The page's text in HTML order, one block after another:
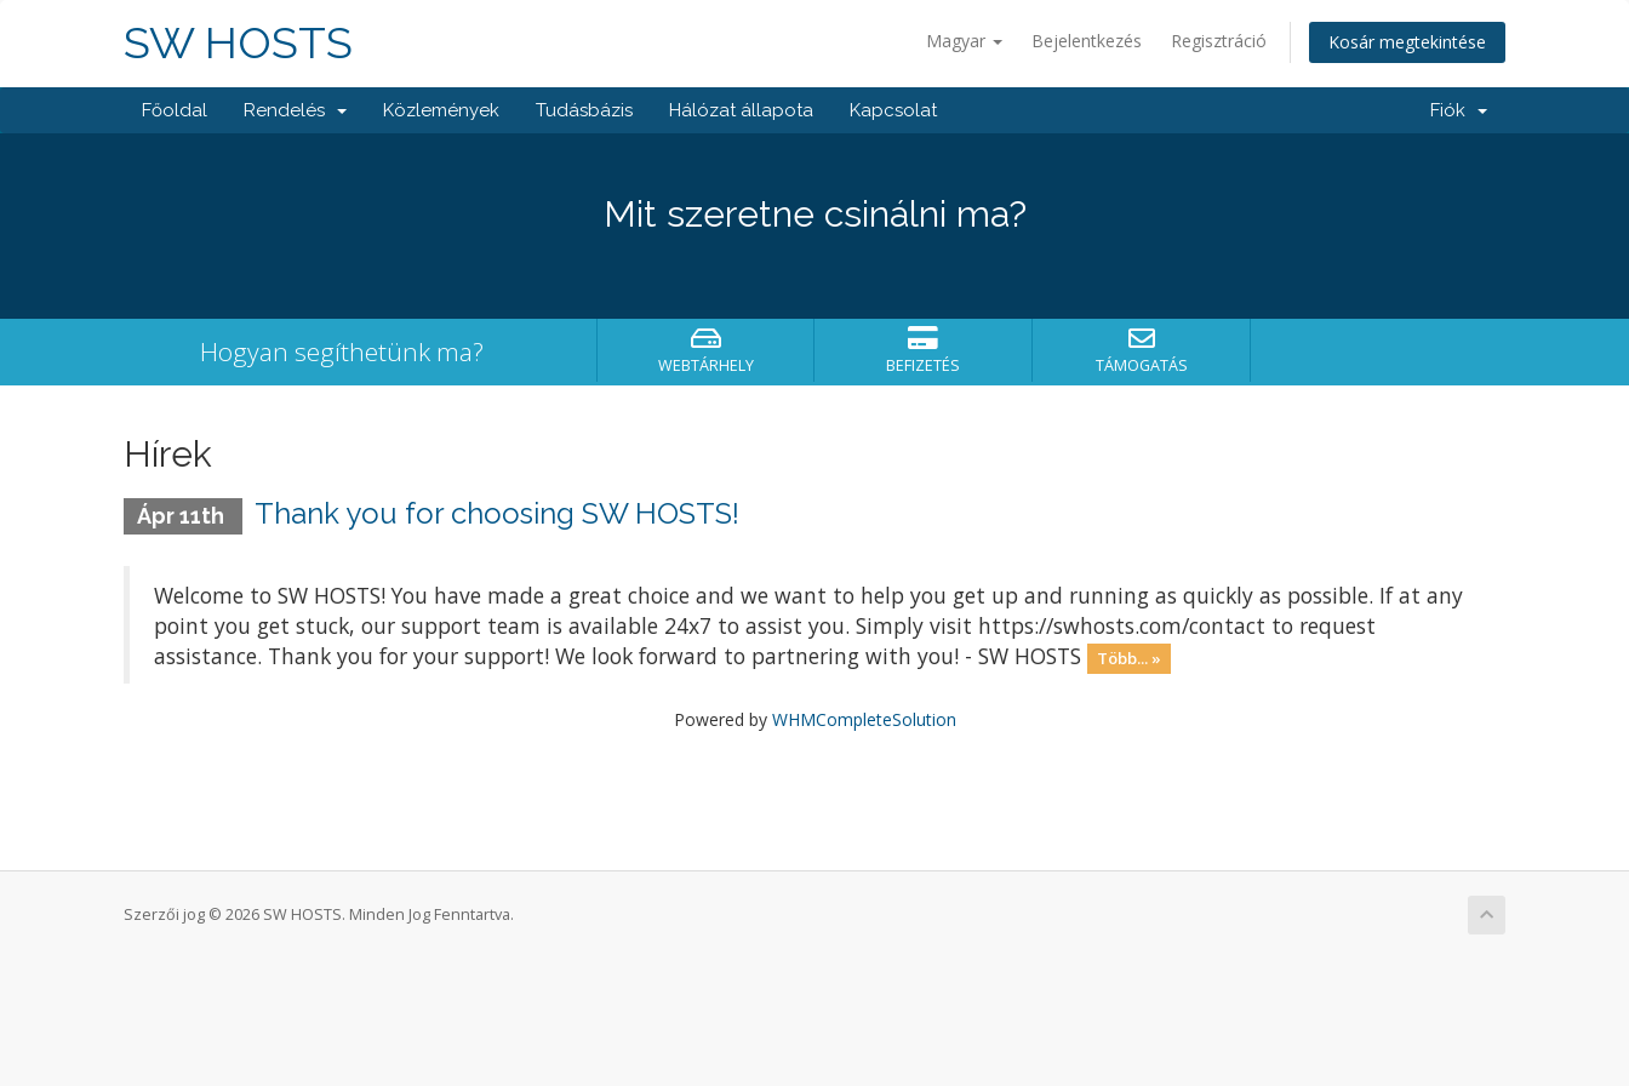
Magyar Bejelentkezés Regisztráció Kosár megtekintése
SW HOSTS
Főoldal Rendelés Közlemények Tudásbázis Hálózat állapota Kapcsolat Fiók
Mit szeretne csinálni ma?
Hogyan segíthetünk ma? WEBTÁRHELY BEFIZETÉS TÁMOGATÁS
Hírek
Ápr 11th Thank you for choosing SW HOSTS!
Welcome to SW HOSTS! You have made a great choice and we want to help you get up and running as quickly as possible. If at any
point you get stuck, our support team is available 24x7 to assist you. Simply visit https://swhosts.com/contact to request
assistance. Thank you for your support! We look forward to partnering with you! - SW HOSTS
Több... »
Powered by WHMCompleteSolution
Szerzői jog © 2026 SW HOSTS. Minden Jog Fenntartva.